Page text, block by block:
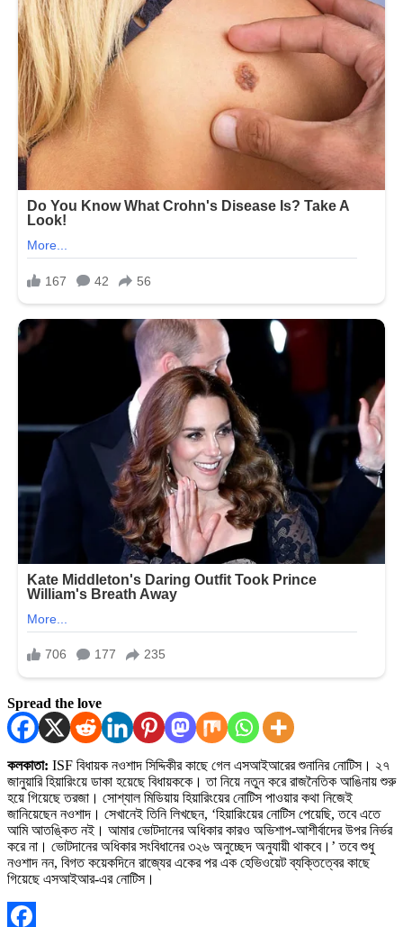
Spread the love
কলকাতা: ISF বিধায়ক নওশাদ সিদ্দিকীর কাছে গেল এসআইআরের শুনানির নোটিস। ২৭
জানুয়ারি হিয়ারিংয়ে ডাকা হয়েছে বিধায়ককে। তা নিয়ে নতুন করে রাজনৈতিক আঙিনায় শুরু
হয়ে গিয়েছে তরজা। সোশ্যাল মিডিয়ায় হিয়ারিংয়ের নোটিস পাওয়ার কথা নিজেই
জানিয়েছেন নওশাদ। সেখানেই তিনি লিখছেন, ‘হিয়ারিংয়ের নোটিস পেয়েছি, তবে এতে
আমি আতঙ্কিত নই। আমার ভোটদানের অধিকার কারও অভিশাপ-আশীর্বাদের উপর নির্ভর
করে না। ভোটদানের অধিকার সংবিধানের ৩২৬ অনুচ্ছেদ অনুযায়ী থাকবে।’ তবে শুধু
নওশাদ নন, বিগত কয়েকদিনে রাজ্যের একের পর এক হেভিওয়েট ব্যক্তিত্বের কাছে
গিয়েছে এসআইআর-এর নোটিস।